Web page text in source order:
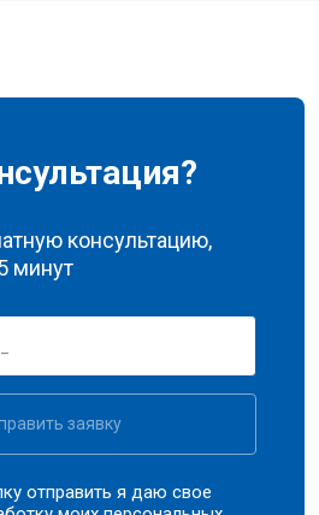
консультацию,
минут
заявку
отправить я даю свое